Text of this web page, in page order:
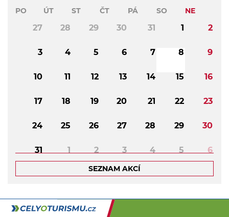
PO ÚT ST ČT PÁ SO NE
27 28 29 30 31 1 2
3 4 5 6 7 8 9
10 11 12 13 14 15 16
17 18 19 20 21 22 23
24 25 26 27 28 29 30
31 1 2 3 4 5 6
SEZNAM AKCÍ